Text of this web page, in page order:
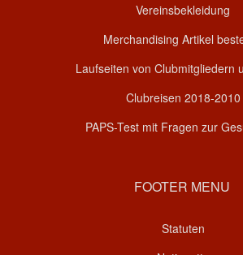
Vereinsbekleidung
Merchandising Artikel
Laufseiten von Clubmitgliedern
Clubreisen 2018-2010
PAPS-Test mit Fragen zur
FOOTER MENU
Statuten